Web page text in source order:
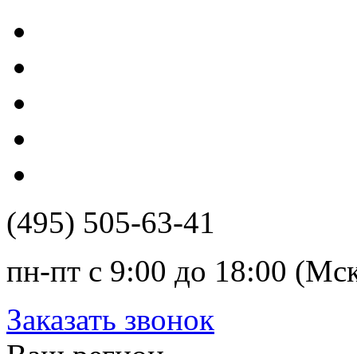
(495) 505-63-41
пн-пт с 9:00 до 18:00
Заказать звонок